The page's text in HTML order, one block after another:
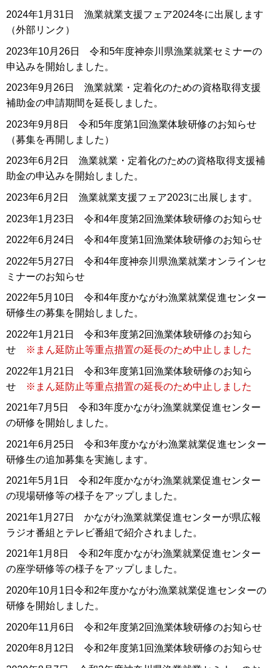
2024年1月31日 漁業就業支援フェア2024冬に出展します
（外部リンク）
2023年10月26日 令和5年度神奈川県漁業就業セミナーの
申込みを開始しました。
2023年9月26日 漁業就業・定着化のための資格取得支援
補助金の申請期間を延長しました。
2023年9月8日 令和5年度第1回漁業体験研修のお知らせ
（募集を再開しました）
2023年6月2日 漁業就業・定着化のための資格取得支援補
助金の申込みを開始しました。
2023年6月2日 漁業就業支援フェア2023に出展します。
2023年1月23日 令和4年度第2回漁業体験研修のお知らせ
2022年6月24日 令和4年度第1回漁業体験研修のお知らせ
2022年5月27日 令和4年度神奈川県漁業就業オンラインセ
ミナーのお知らせ
2022年5月10日 令和4年度かながわ漁業就業促進センター
研修生の募集を開始しました。
2022年1月21日 令和3年度第2回漁業体験研修のお知ら
せ
※まん延防止等重点措置の延長のため中止しました
2022年1月21日 令和3年度第1回漁業体験研修のお知ら
せ
※まん延防止等重点措置の延長のため中止しました
2021年7月5日 令和3年度かながわ漁業就業促進センター
の研修を開始しました。
2021年6月25日 令和3年度かながわ漁業就業促進センター
研修生の追加募集を実施します。
2021年5月1日 令和2年度かながわ漁業就業促進センター
の現場研修等の様子をアップしました。
2021年1月27日 かながわ漁業就業促進センターが県広報
ラジオ番組とテレビ番組で紹介されました。
2021年1月8日 令和2年度かながわ漁業就業促進センター
の座学研修等の様子をアップしました。
2020年10月1日令和2年度かながわ漁業就業促進センターの
研修を開始しました。
2020年11月6日 令和2年度第2回漁業体験研修のお知らせ
2020年8月12日 令和2年度第1回漁業体験研修のお知らせ